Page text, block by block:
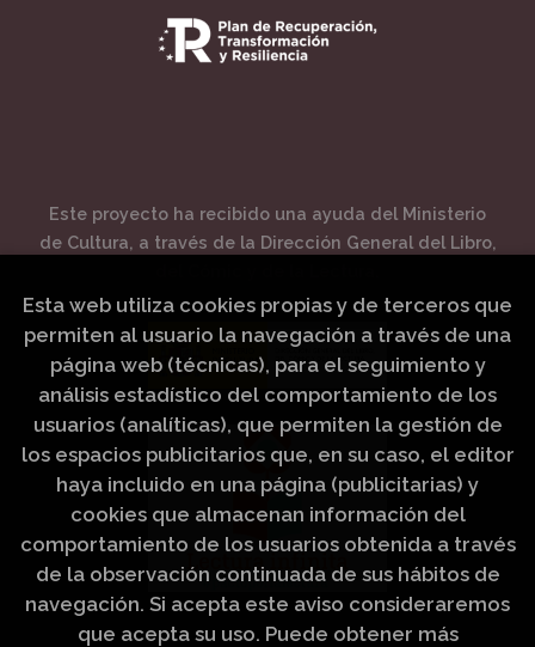
Este proyecto ha recibido una ayuda del Ministerio
de Cultura, a través de la Dirección General del Libro,
Esta web utiliza cookies propias y de terceros que
permiten al usuario la navegación a través de una
página web (técnicas), para el seguimiento y
análisis estadístico del comportamiento de los
usuarios (analíticas), que permiten la gestión de
los espacios publicitarios que, en su caso, el editor
haya incluido en una página (publicitarias) y
cookies que almacenan información del
comportamiento de los usuarios obtenida a través
de la observación continuada de sus hábitos de
navegación. Si acepta este aviso consideraremos
que acepta su uso. Puede obtener más